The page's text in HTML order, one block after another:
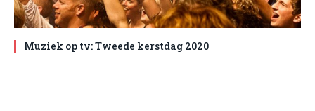
Muziek op tv: Tweede kerstdag 2020